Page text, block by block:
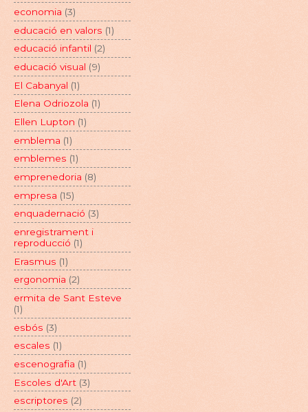
economia (3)
educació en valors (1)
educació infantil (2)
educació visual (9)
El Cabanyal (1)
Elena Odriozola (1)
Ellen Lupton (1)
emblema (1)
emblemes (1)
emprenedoria (8)
empresa (15)
enquadernació (3)
enregistrament i
reproducció (1)
Erasmus (1)
ergonomia (2)
ermita de Sant Esteve
(1)
esbós (3)
escales (1)
escenografia (1)
Escoles d'Art (3)
escriptores (2)